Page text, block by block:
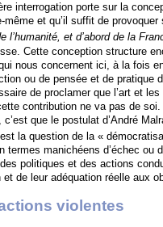
interrogation porte sur la
même et qu’il suffit de
l’humanité, et d’abord de la
Cette conception structure
nous concernent ici, à la fois
ou de pensée et de pratique
de proclamer que l’art et
contribution ne va pas de
c’est que le postulat d’André
la question de la «
termes manichéens d’échec ou
politiques et des actions
et de leur adéquation réelle aux
violentes